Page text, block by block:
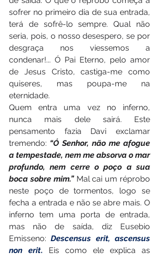
sofrer no primeiro dia de sua entrada,
terá de sofrê-lo sempre. Qual não
seria, pois, o nosso desespero, se por
desgraça nos viessemos a
condenar!... Ó Pai Eterno, pelo amor
de Jesus Cristo, castiga-me como
quiseres, mas poupa-me na
eternidade.
Quem entra uma vez no inferno,
nunca mais dele sairá. Este
pensamento fazia Davi exclamar
tremendo: “Ó Senhor, não me afogue
a tempestade, nem me absorva o mar
profundo, nem cerre o poço a sua
boca sobre mim.” Mal cai um réprobo
neste poço de tormentos, logo se
fecha a entrada e não se abre mais. O
inferno tem uma porta de entrada,
mas não de saída, diz Eusebio
Emisseno: Descensus erit, ascensus
non erit. Eis como ele explica as